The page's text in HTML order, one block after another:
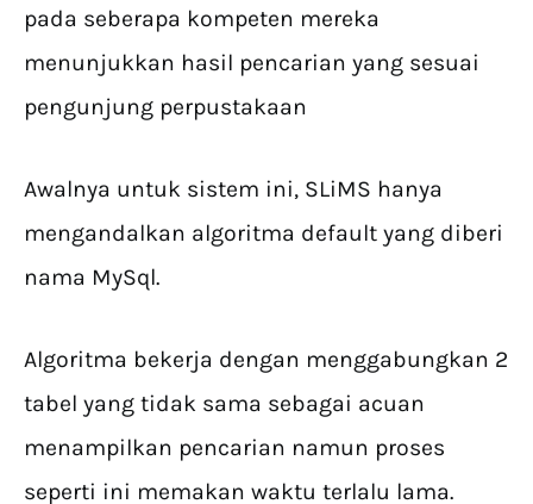
pada seberapa kompeten mereka
menunjukkan hasil pencarian yang sesuai
pengunjung perpustakaan
Awalnya untuk sistem ini, SLiMS hanya
mengandalkan algoritma default yang diberi
nama MySql.
Algoritma bekerja dengan menggabungkan 2
tabel yang tidak sama sebagai acuan
menampilkan pencarian namun proses
seperti ini memakan waktu terlalu lama.